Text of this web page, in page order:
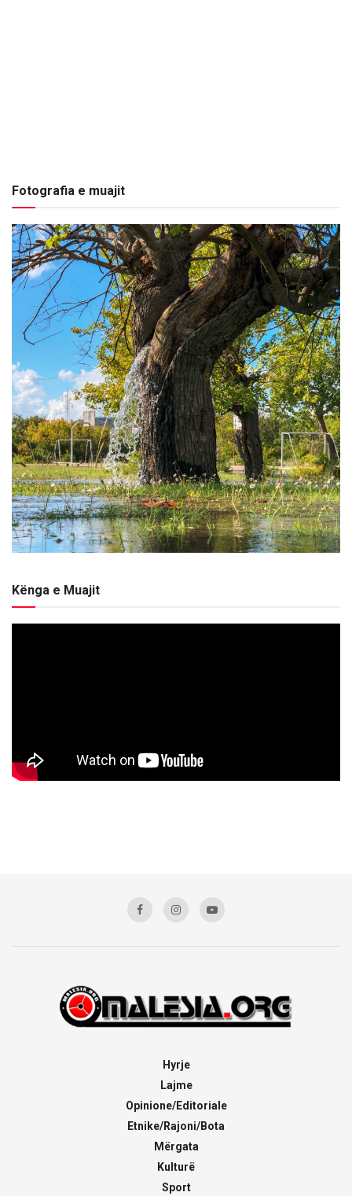
Fotografia e muajit
Kënga e Muajit
Hyrje
Lajme
Opinione/Editoriale
Etnike/Rajoni/Bota
Mërgata
Kulturë
Sport